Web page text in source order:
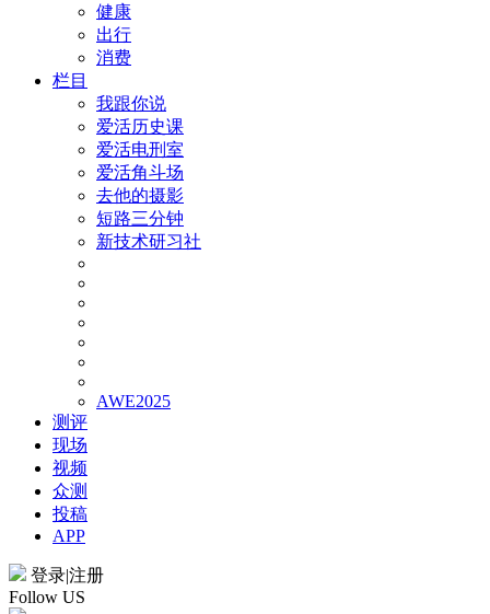
健康
出行
消费
栏目
我跟你说
爱活历史课
爱活电刑室
爱活角斗场
去他的摄影
短路三分钟
新技术研习社
AWE2025
测评
现场
视频
众测
投稿
APP
登录|注册
Follow US